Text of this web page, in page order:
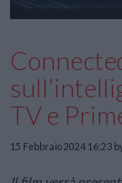
TV e
15 Febbraio 2024 16:23